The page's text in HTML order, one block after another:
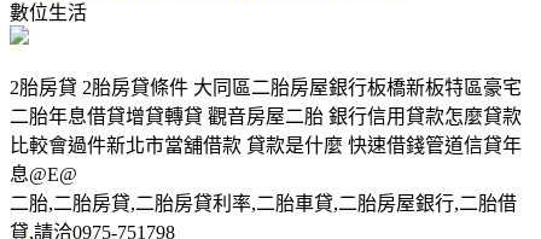
數位生活
2胎房貸 2胎房貸條件 大同區二胎房屋銀行板橋新板特區豪宅
二胎年息借貸增貸轉貸 觀音房屋二胎 銀行信用貸款怎麼貸款
比較會過件新北市當舖借款 貸款是什麼 快速借錢管道信貸年
息@E@
二胎,二胎房貸,二胎房貸利率,二胎車貸,二胎房屋銀行,二胎借
貸,請洽0975-751798